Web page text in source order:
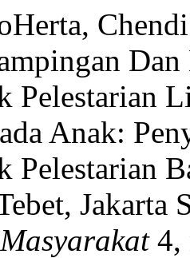
Pelestarian
Anak:
Pelestarian
Jakarta
4,